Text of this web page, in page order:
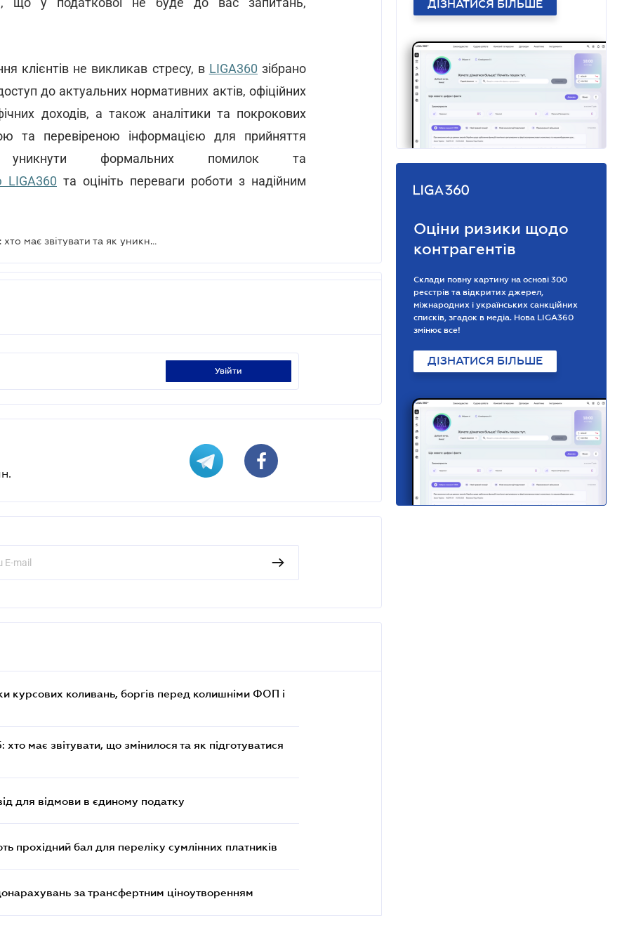
клієнтів не викликав стресу, в LIGA360 зібрано
до актуальних нормативних актів, офіційних
доходів, а також аналітики та покрокових
та перевіреною інформацією для прийняття
формальних помилок та
LIGA360 та оцініть переваги роботи з надійним
Декларування доходів до 1 травня: хто має звітувати та як уникнути штрафів у 2026 році – у новому випуску TAX Podcast
увійти
курсових коливань, боргів перед колишніми ФОП і
має звітувати, що змінилося та як підготуватися
для відмови в єдиному податку
прохідний бал для переліку сумлінних платників
за трансфертним ціноутворенням
ДІЗНАТИСЯ БІЛЬШЕ
Оціни ризики щодо
контрагентів
Склади повну картину на основі 300
реєстрів та відкритих джерел,
міжнародних і українських санкційних
списків, згадок в медіа. Нова LIGA360
змінює все!
ДІЗНАТИСЯ БІЛЬШЕ